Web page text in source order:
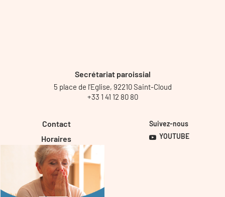
Secrétariat paroissial
5 place de l’Eglise, 92210 Saint-Cloud
+33 1 41 12 80 80
Contact
Horaires
Suivez-nous
YOUTUBE